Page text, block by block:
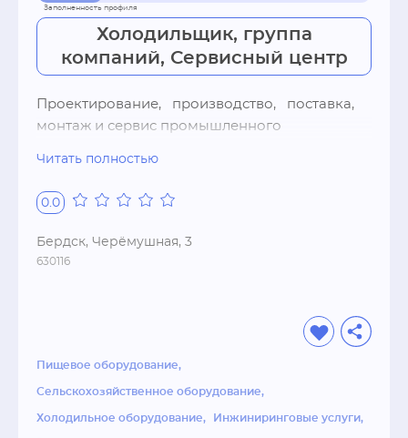
Холодильщик, группа
компаний, Сервисный центр
Проектирование,   производство,   поставка,
монтаж и сервис промышленного
компрессоры,   воздухоохладители,
конденсаторы,   установки вяления рыбы,
дозаривание бананов,   увлажнители воздуха,
ресиверы,   автоматика,   фреон и масла,
Читать полностью
0.0
Бердск, Черёмушная, 3
630116
Пищевое оборудование
Сельскохозяйственное оборудование
Холодильное оборудование Инжиниринговые услуги